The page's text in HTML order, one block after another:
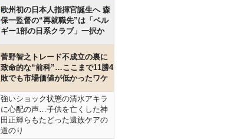
欧州初の日本人指揮官誕生へ 森
保一監督の“再就職先”は「ベル
ギー1部の日系クラブ」一択か
菅野智之トレード不成立の裏に
致命的な“前科”…ここまで11勝4
敗でも市場価値が低かったワケ
強いショック状態の清水アキラ
に心配の声…子供を亡くした神
田正輝らもたどった遺族ケアの
道のり